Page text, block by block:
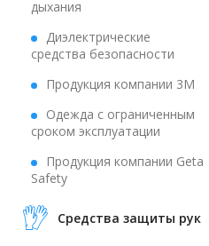
дыхания
Диэлектрические
средства безопасности
Продукция компании 3М
Одежда с ограниченным
сроком эксплуатации
Продукция компании Geta
Safety
Средства защиты рук